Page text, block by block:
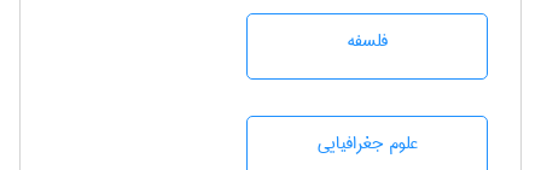
فلسفه
علوم جغرافيايی